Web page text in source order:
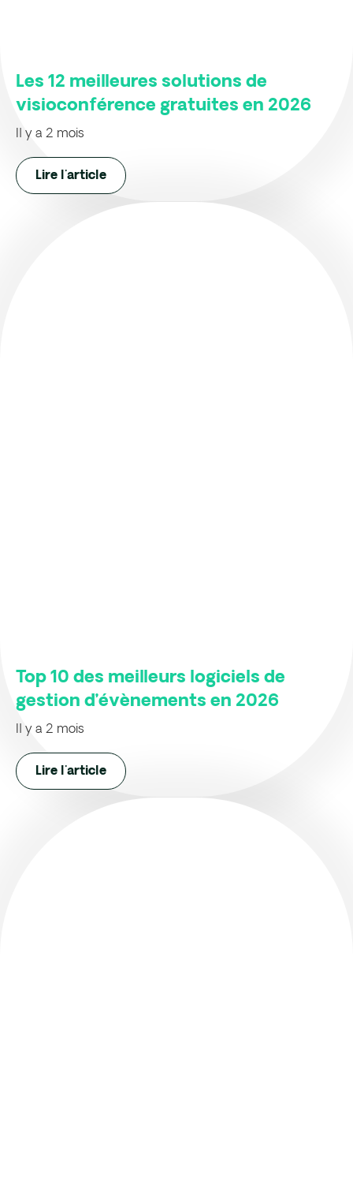
Les 12 meilleures solutions de
visioconférence gratuites en 2026
Il y a 2 mois
Lire l'article
Top 10 des meilleurs logiciels de
gestion d’évènements en 2026
Il y a 2 mois
Lire l'article